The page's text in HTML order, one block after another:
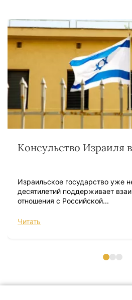
Консульство Израиля
Израильское государство уже
десятилетий поддерживает
отношения с Российской...
Читать